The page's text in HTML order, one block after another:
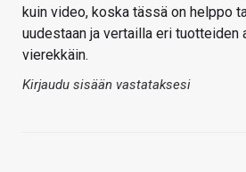
kuin video, koska tässä on helppo
uudestaan ja vertailla eri tuotteiden
vierekkäin.
Kirjaudu sisään vastataksesi